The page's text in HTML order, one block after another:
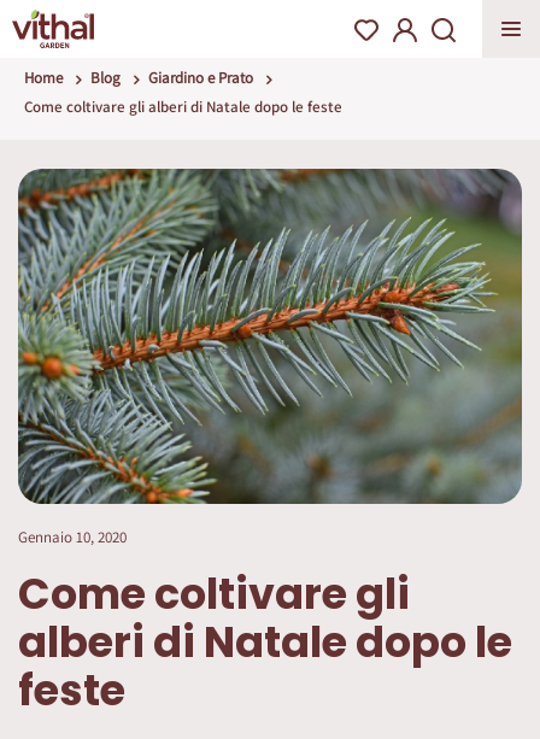
Home Blog
Giardino e Prato
Come coltivare gli alberi di Natale dopo le feste
Gennaio 10, 2020
Come coltivare gli
alberi di Natale dopo le
feste